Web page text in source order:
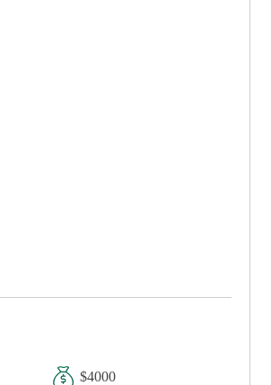
$4000